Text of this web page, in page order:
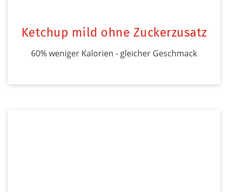
Ketchup mild ohne Zuckerzusatz
60% weniger Kalorien - gleicher Geschmack